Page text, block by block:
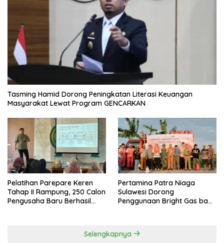
Tasming Hamid Dorong Peningkatan Literasi Keuangan
Masyarakat Lewat Program GENCARKAN
Pelatihan Parepare Keren
Tahap II Rampung, 250 Calon
Pengusaha Baru Berhasil
Pertamina Patra Niaga
Sulawesi Dorong
Penggunaan Bright Gas bagi
Selengkapnya